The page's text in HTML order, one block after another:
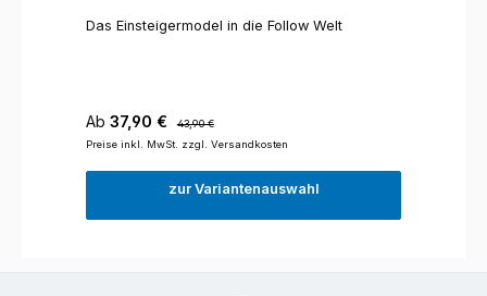
Das Einsteigermodel in die Follow Welt
Verkaufspreis:
Ab 37,90 €
43,90 €
Preise inkl. MwSt. zzgl. Versandkosten
zur Variantenauswahl